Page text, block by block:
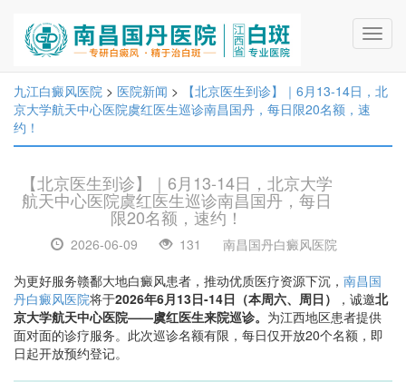
九江白癜风医院 > 医院新闻 >
【北京医生到诊】｜6月13-14日，北
京大学航天中心医院虞红医生巡诊南昌国丹，每日限20名额，速
约！
【北京医生到诊】｜6月13-14日，北京大学
航天中心医院虞红医生巡诊南昌国丹，每日
限20名额，速约！
2026-06-09 131
南昌国丹白癜风医院
为更好服务赣鄱大地白癜风患者，推动优质医疗资源下沉， 南昌国
丹白癜风医院将于2026年6月13日-14日（本周六、周日） ，诚邀北
京大学航天中心医院——虞红医生来院巡诊。 为江西地区患者提供
面对面的诊疗服务。此次巡诊名额有限，每日仅开放20个名额，即
日起开放预约登记。